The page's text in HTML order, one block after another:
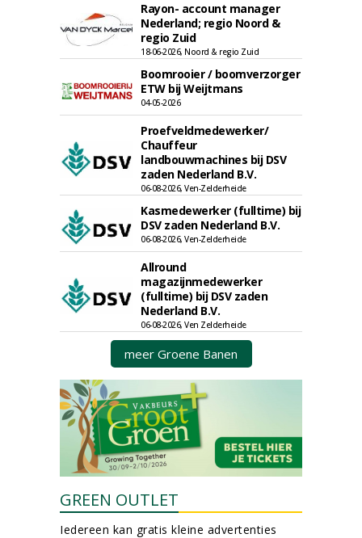
Rayon- account manager
Nederland; regio Noord &
regio Zuid
18-06-2026, Noord & regio Zuid
Boomrooier / boomverzorger
ETW bij Weijtmans
04-05-2026
Proefveldmedewerker/
Chauffeur
landbouwmachines bij DSV
zaden Nederland B.V.
06-08-2026, Ven-Zelderheide
Kasmedewerker (fulltime) bij
DSV zaden Nederland B.V.
06-08-2026, Ven-Zelderheide
Allround
magazijnmedewerker
(fulltime) bij DSV zaden
Nederland B.V.
06-08-2026, Ven Zelderheide
meer Groene Banen
GREEN OUTLET
Iedereen kan gratis kleine advertenties